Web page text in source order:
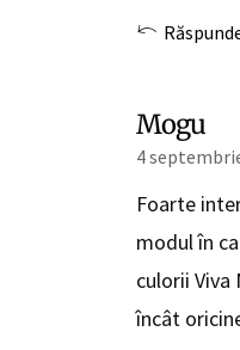
Mogu
4
Foarte
modul în
culorii
încât